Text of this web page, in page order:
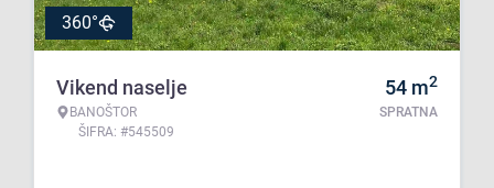
360°
Vikend naselje
BANOŠTOR
ŠIFRA: #545509
54 m2
SPRATNA